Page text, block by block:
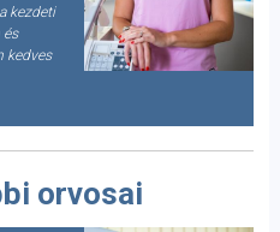
kezdeti
és
kedves
orvosai